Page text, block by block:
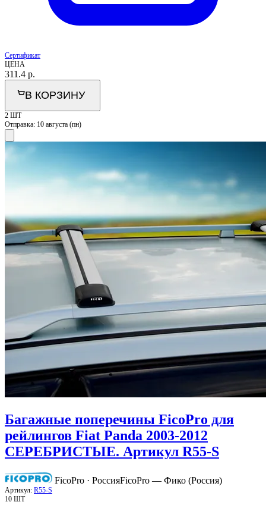
Сертификат
ЦЕНА
311.4 р.
В КОРЗИНУ
2 ШТ
Отправка: 10 августа (пн)
Багажные поперечины FicoPro для
рейлингов Fiat Panda 2003-2012
СЕРЕБРИСТЫЕ. Артикул R55-S
FicoPro · РоссияFicoPro — Фико (Россия)
Артикул: R55-S
10 ШТ